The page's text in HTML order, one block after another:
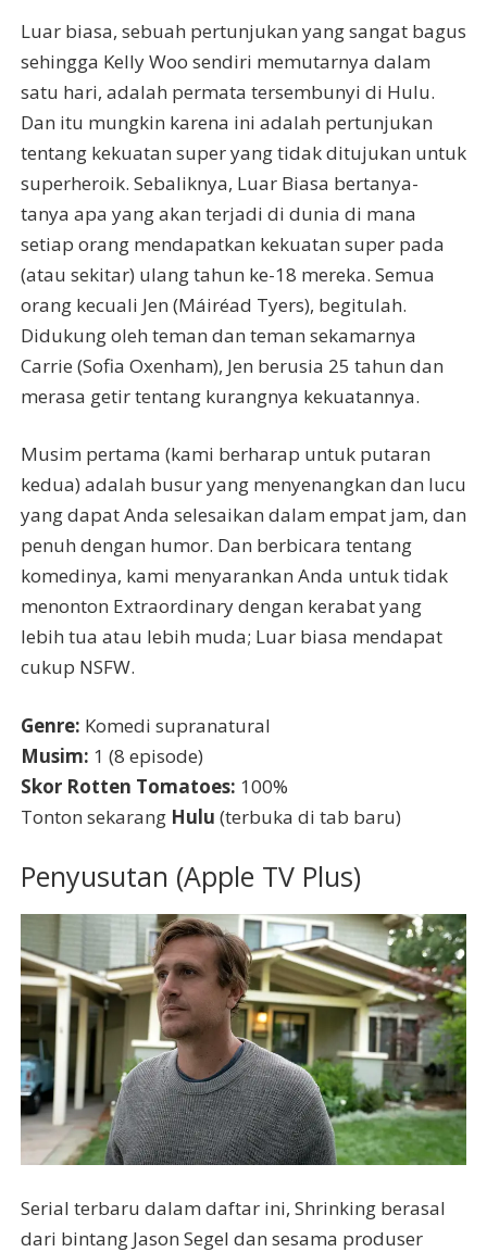
Luar biasa, sebuah pertunjukan yang sangat bagus
sehingga Kelly Woo sendiri memutarnya dalam
satu hari, adalah permata tersembunyi di Hulu.
Dan itu mungkin karena ini adalah pertunjukan
tentang kekuatan super yang tidak ditujukan untuk
superheroik. Sebaliknya, Luar Biasa bertanya-
tanya apa yang akan terjadi di dunia di mana
setiap orang mendapatkan kekuatan super pada
(atau sekitar) ulang tahun ke-18 mereka. Semua
orang kecuali Jen (Máiréad Tyers), begitulah.
Didukung oleh teman dan teman sekamarnya
Carrie (Sofia Oxenham), Jen berusia 25 tahun dan
merasa getir tentang kurangnya kekuatannya.
Musim pertama (kami berharap untuk putaran
kedua) adalah busur yang menyenangkan dan lucu
yang dapat Anda selesaikan dalam empat jam, dan
penuh dengan humor. Dan berbicara tentang
komedinya, kami menyarankan Anda untuk tidak
menonton Extraordinary dengan kerabat yang
lebih tua atau lebih muda; Luar biasa mendapat
cukup NSFW.
Genre: Komedi supranatural
Musim: 1 (8 episode)
Skor Rotten Tomatoes: 100%
Tonton sekarang Hulu (terbuka di tab baru)
Penyusutan (Apple TV Plus)
Serial terbaru dalam daftar ini, Shrinking berasal
dari bintang Jason Segel dan sesama produser